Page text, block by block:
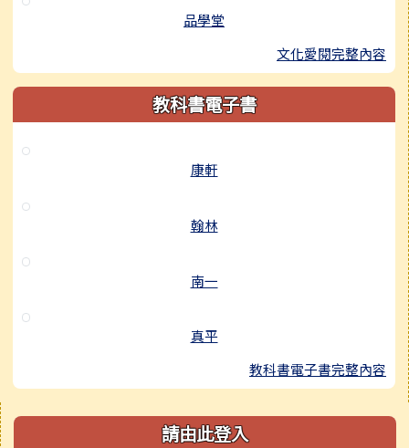
品學堂
文化愛閱完整內容
教科書電子書
康軒
翰林
南一
真平
教科書電子書完整內容
右邊區域內容 請由此登入